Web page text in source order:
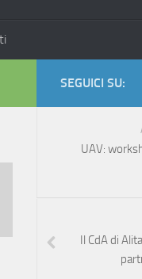
SEGUICI SU:
UAV:
Il CdA di